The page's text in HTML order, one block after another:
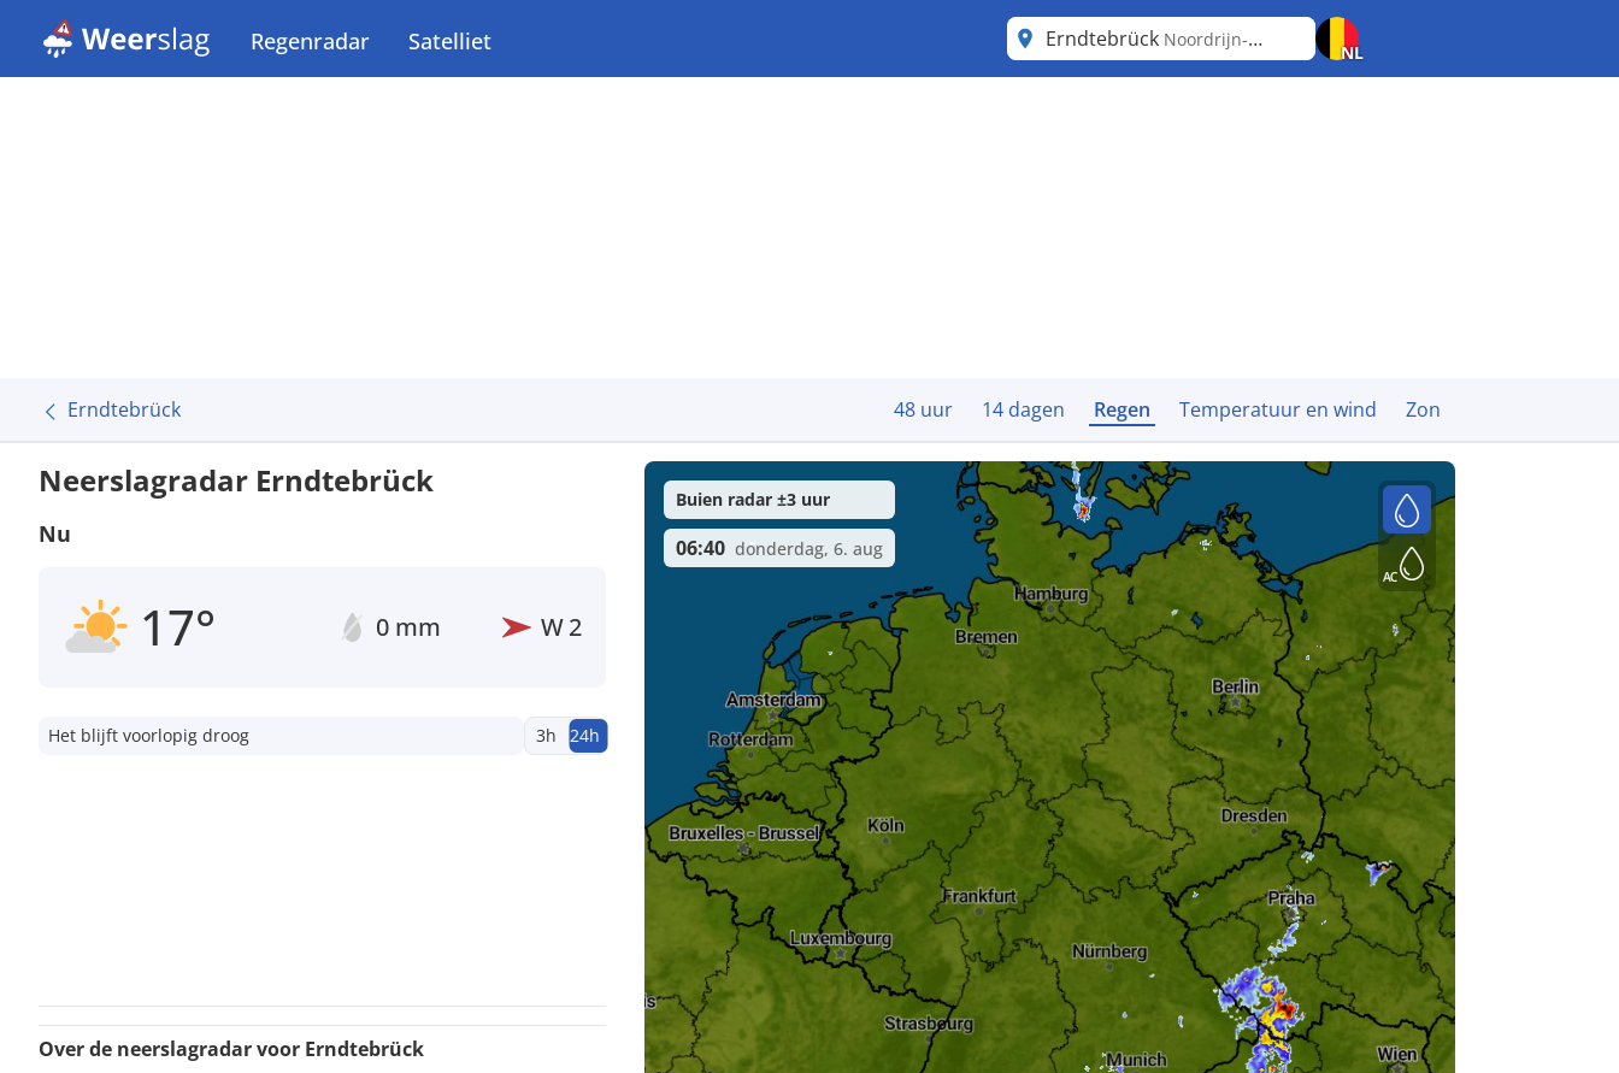
Regenradar Satelliet Erndtebrück Noordrijn-Westfalen
NL
Erndtebrück 48 uur 14 dagen Regen Temperatuur en wind Zon
Neerslagradar Erndtebrück
Nu
17° 0 mm W2
Het blijft voorlopig droog 3h 24h
Over de neerslagradar voor Erndtebrück
Buien radar ±3 uur
06:40 donderdag, 6. aug